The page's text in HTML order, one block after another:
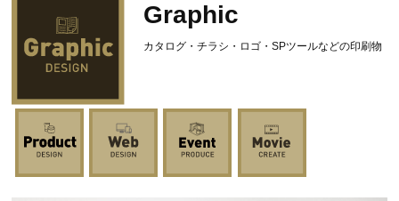
Graphic
カタログ・チラシ・ロゴ・SPツールなどの印刷物